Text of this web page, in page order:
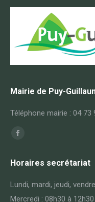
Mairie de Puy-
Téléphone mairie : 04 73
Trouvez nous sur :
Horaires secrétariat
Lundi, mardi, jeudi,
Mercredi : 08h30 à